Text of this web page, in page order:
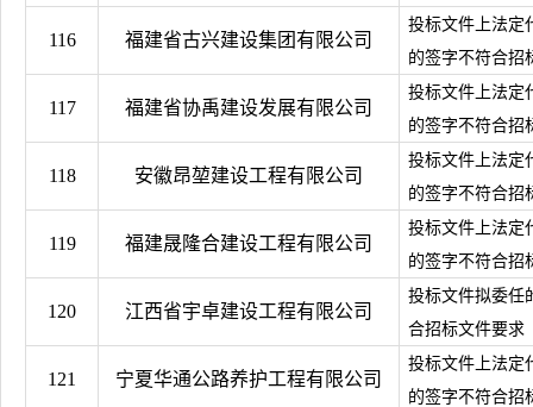
116 福建省古兴建设集团有限公司
投标文件上法定
的签字不符合招
117 福建省协禹建设发展有限公司
投标文件上法定
的签字不符合招
118 安徽昂堃建设工程有限公司
投标文件上法定
的签字不符合招
119 福建晟隆合建设工程有限公司
投标文件上法定
的签字不符合招
120 江西省宇卓建设工程有限公司
投标文件拟委任
合招标文件要求
121 宁夏华通公路养护工程有限公司
投标文件上法定
的签字不符合招